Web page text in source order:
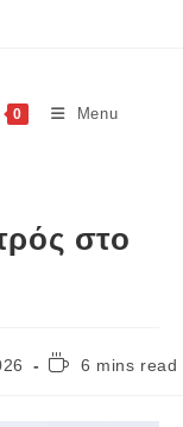
0 Menu
στο
6 mins read